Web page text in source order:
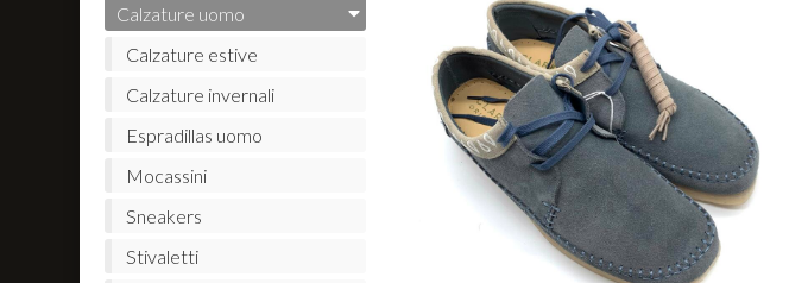
Calzature uomo
Calzature estive
Calzature invernali
Espradillas uomo
Mocassini
Sneakers
Stivaletti